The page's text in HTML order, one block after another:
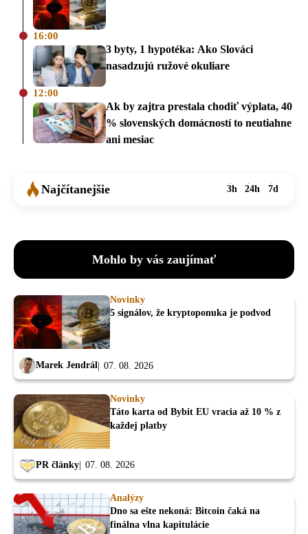
16:00
3 byty, 1 hypotéka: Ako Slováci
nasadzujú ružové okuliare
12:00
Ak by zajtra prestala chodiť výplata, 40
% slovenských domácností to neutiahne
ani mesiac
Najčítanejšie 3h 24h 7d
Mohlo by vás zaujímať
Novinky
5 signálov, že kryptoponuka je podvod
Marek Jendrál 07. 08. 2026
Novinky
Táto karta od Bybit EU vracia až 10 % z
každej platby
PR články 07. 08. 2026
Analýzy
Dno sa ešte nekoná: Bitcoin čaká na
finálna vlna kapitulácie